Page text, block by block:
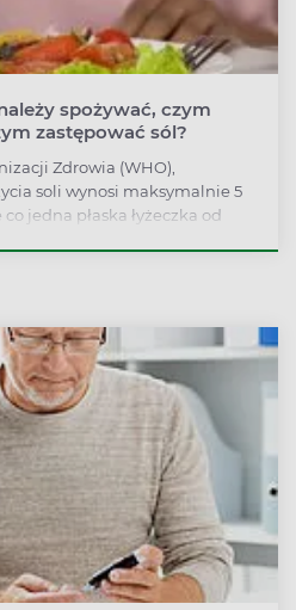
spożywać, czym
zastępować sól?
Zdrowia (WHO),
soli wynosi maksymalnie 5
jedna płaska łyżeczka od
Polaka zawiera go dziennie